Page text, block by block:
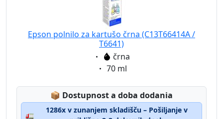
Epson polnilo za kartušo črna (C13T66414A /
T6641)
Eigenschaft:
črna
Eigenschaft:
70 ml
📦 Lagerstatus:
Dostupnost a doba dodania
🚛
1286x v zunanjem skladišču – Pošiljanje v